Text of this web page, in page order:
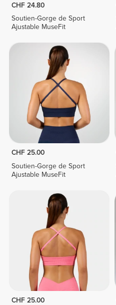
CHF 24.80
Soutien-Gorge de Sport
Ajustable MuseFit
CHF 25.00
Soutien-Gorge de Sport
Ajustable MuseFit
CHF 25.00